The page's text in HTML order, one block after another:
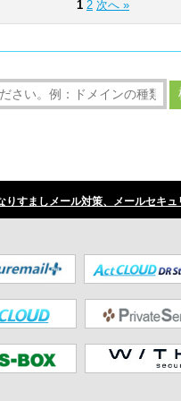
1 2 次へ »
りすましメール対策、メールセキ